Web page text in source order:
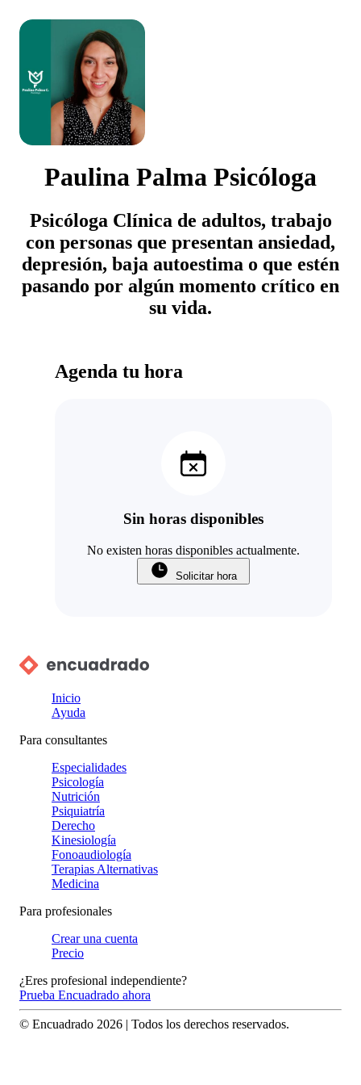
Paulina Palma Psicóloga
Psicóloga Clínica de adultos, trabajo
con personas que presentan ansiedad,
depresión, baja autoestima o que estén
pasando por algún momento crítico en
su vida.
Agenda tu hora
Sin horas disponibles
No existen horas disponibles actualmente.
Solicitar hora
Inicio
Ayuda
Para consultantes
Especialidades
Psicología
Nutrición
Psiquiatría
Derecho
Kinesiología
Fonoaudiología
Terapias Alternativas
Medicina
Para profesionales
Crear una cuenta
Precio
¿Eres profesional independiente?
Prueba Encuadrado ahora
© Encuadrado 2026 | Todos los derechos reservados.